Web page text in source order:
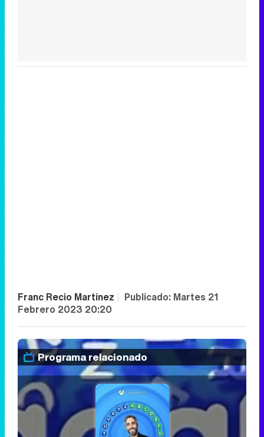
Franc Recio Martínez | Publicado: Martes 21
Febrero 2023 20:20
Programa relacionado